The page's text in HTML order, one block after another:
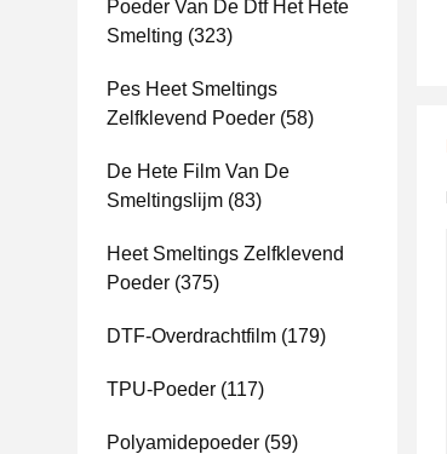
Poeder Van De Dtf Het Hete
Smelting (323)
Pes Heet Smeltings
Zelfklevend Poeder (58)
De Hete Film Van De
Smeltingslijm (83)
Heet Smeltings Zelfklevend
Poeder (375)
DTF-Overdrachtfilm (179)
TPU-Poeder (117)
Polyamidepoeder (59)